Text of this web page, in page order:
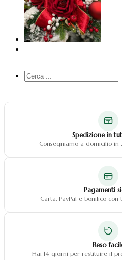
Cerca
Spedizione in
Consegniamo a domicilio in
Pagamenti
Carta, PayPal e bonifico
Reso
Hai 14 giorni per restituire il